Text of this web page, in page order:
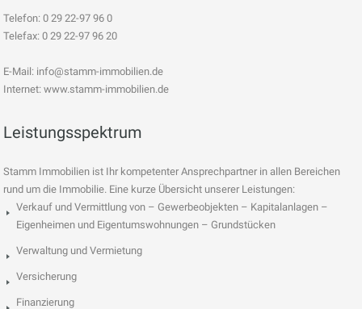
Telefon: 0 29 22-97 96 0
Telefax: 0 29 22-97 96 20
E-Mail: info@stamm-immobilien.de
Internet: www.stamm-immobilien.de
Leistungsspektrum
Stamm Immobilien ist Ihr kompetenter Ansprechpartner in allen Bereichen
rund um die Immobilie. Eine kurze Übersicht unserer Leistungen:
Verkauf und Vermittlung von – Gewerbeobjekten – Kapitalanlagen –
Eigenheimen und Eigentumswohnungen – Grundstücken
Verwaltung und Vermietung
Versicherung
Finanzierung